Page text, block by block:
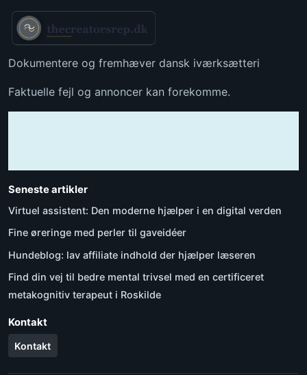
Dokumentere og fremhæver dansk iværksætteri
Faktuelle fejl og annoncer kan forekomme.
Seneste artikler
Virtuel assistent: Den moderne hjælper i en digital verden
Fine øreringe med perler til gaveidéer
Hundeblog: lav affiliate indhold der hjælper læseren
Find din vej til bedre mental trivsel med en certificeret
metakognitiv terapeut i Roskilde
Kontakt
Kontakt